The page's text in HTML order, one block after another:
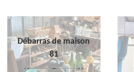
Débarras de maison
81